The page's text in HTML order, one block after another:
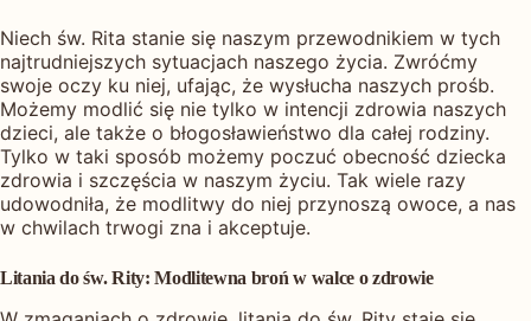
Niech św. Rita stanie się naszym przewodnikiem w tych
najtrudniejszych sytuacjach naszego życia. Zwróćmy
swoje oczy ku niej, ufając, że wysłucha naszych prośb.
Możemy modlić się nie tylko w intencji zdrowia naszych
dzieci, ale także o błogosławieństwo dla całej rodziny.
Tylko w taki sposób możemy poczuć obecność dziecka
zdrowia i szczęścia w naszym życiu. Tak wiele razy
udowodniła, że modlitwy do niej przynoszą owoce, a nas
w chwilach trwogi zna i akceptuje.
Litania do św. Rity: Modlitewna broń w walce o zdrowie